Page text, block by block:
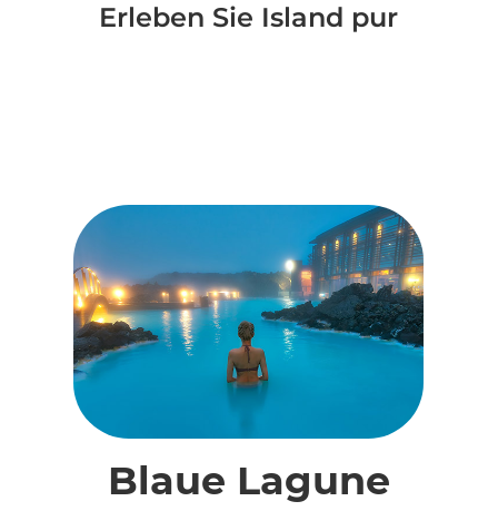
Erleben Sie Island pur
Blaue Lagune